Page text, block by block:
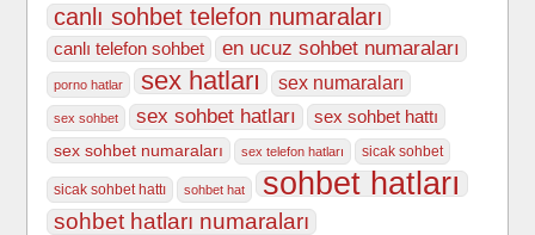
canlı sohbet telefon numaraları
canlı telefon sohbet en ucuz sohbet numaraları
porno hatlar sex hatları sex numaraları
sex sohbet sex sohbet hatları
sex sohbet hattı
sex sohbet numaraları
sex telefon hatları sicak sohbet
sicak sohbet hattı sohbet hat sohbet hatları
sohbet hatları numaraları